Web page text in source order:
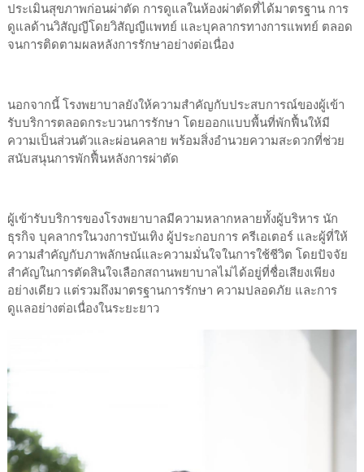
ประเมินสุขภาพก่อนผ่าตัด การดูแลในห้องผ่าตัดที่ได้มาตรฐาน การ
ดูแลด้านวิสัญญีโดยวิสัญญีแพทย์ และบุคลากรทางการแพทย์ ตลอด
จนการติดตามผลหลังการรักษาอย่างต่อเนื่อง
นอกจากนี้ โรงพยาบาลยังให้ความสำคัญกับประสบการณ์ของผู้เข้า
รับบริการตลอดกระบวนการรักษา โดยออกแบบพื้นที่พักฟื้นให้มี
ความเป็นส่วนตัวและผ่อนคลาย พร้อมสิ่งอำนวยความสะดวกที่ช่วย
สนับสนุนการพักฟื้นหลังการผ่าตัด
ผู้เข้ารับบริการของโรงพยาบาลมีความหลากหลายทั้งผู้บริหาร นัก
ธุรกิจ บุคลากรในวงการบันเทิง ผู้ประกอบการ ครีเอเตอร์ และผู้ที่ให้
ความสำคัญกับภาพลักษณ์และความมั่นใจในการใช้ชีวิต โดยปัจจัย
สำคัญในการตัดสินใจเลือกสถานพยาบาลไม่ได้อยู่ที่ชื่อเสียงเพียง
อย่างเดียว แต่รวมถึงมาตรฐานการรักษา ความปลอดภัย และการ
ดูแลอย่างต่อเนื่องในระยะยาว